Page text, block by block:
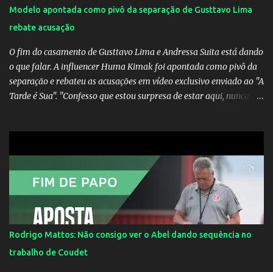
Modelo apontada como pivô da separação de Gusttavo Lima
rebate acusação
O fim do casamento de Gusttavo Lima e Andressa Suita está dando
o que falar. A influencer Huma Kimak foi apontada como pivô da
separação e rebateu as acusações em vídeo exclusivo enviado ao "A
Tarde é Sua". "Confesso que estou surpresa de estar aqui, nunca
Huma Kimak. A influencer também contou que recebe diversos
ataques na internet desde a época em que foi contratada para
fazer a divulgação de uma live do Gusttavo Lima em Manaus,
capital do Amazonas. "Fui até o local onde seria o show, divulguei
e no dia seguinte foi feita a live que eu não pude ir, porque estava
me sentindo mal", explicou Huma. A notícia da separação de
Gusttavo Lima e Andressa Suita foi divulgada no dia 9 de outubro.
A relação chegou ao fim após cinco anos e houve rumores de uma
Rodrigo Mattos: Não consigo ver o Abel dando sequência no
trabalho de Coudet